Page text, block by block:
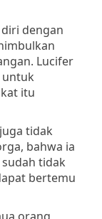
dengan
Lucifer
untuk
itu
tidak
bahwa ia
tidak
bertemu
orang